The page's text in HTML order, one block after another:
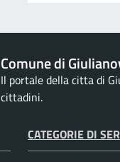
Comune di
Il portale della citta di
cittadini.
CATEGORIE DI